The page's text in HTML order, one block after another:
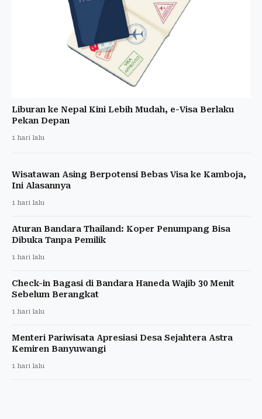
Liburan ke Nepal Kini Lebih Mudah, e-Visa Berlaku
Pekan Depan
1 hari lalu
Wisatawan Asing Berpotensi Bebas Visa ke Kamboja,
Ini Alasannya
1 hari lalu
Aturan Bandara Thailand: Koper Penumpang Bisa
Dibuka Tanpa Pemilik
1 hari lalu
Check-in Bagasi di Bandara Haneda Wajib 30 Menit
Sebelum Berangkat
1 hari lalu
Menteri Pariwisata Apresiasi Desa Sejahtera Astra
Kemiren Banyuwangi
1 hari lalu